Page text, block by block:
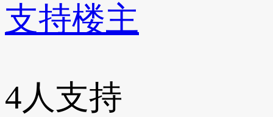
支持楼主
4人支持